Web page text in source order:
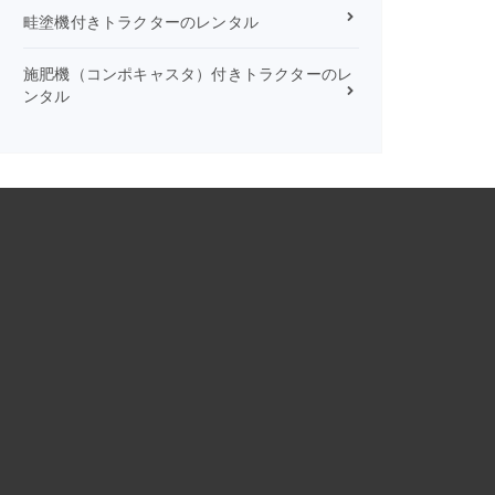
畦塗機付きトラクターのレンタル
施肥機（コンポキャスタ）付きトラクターのレ
ンタル